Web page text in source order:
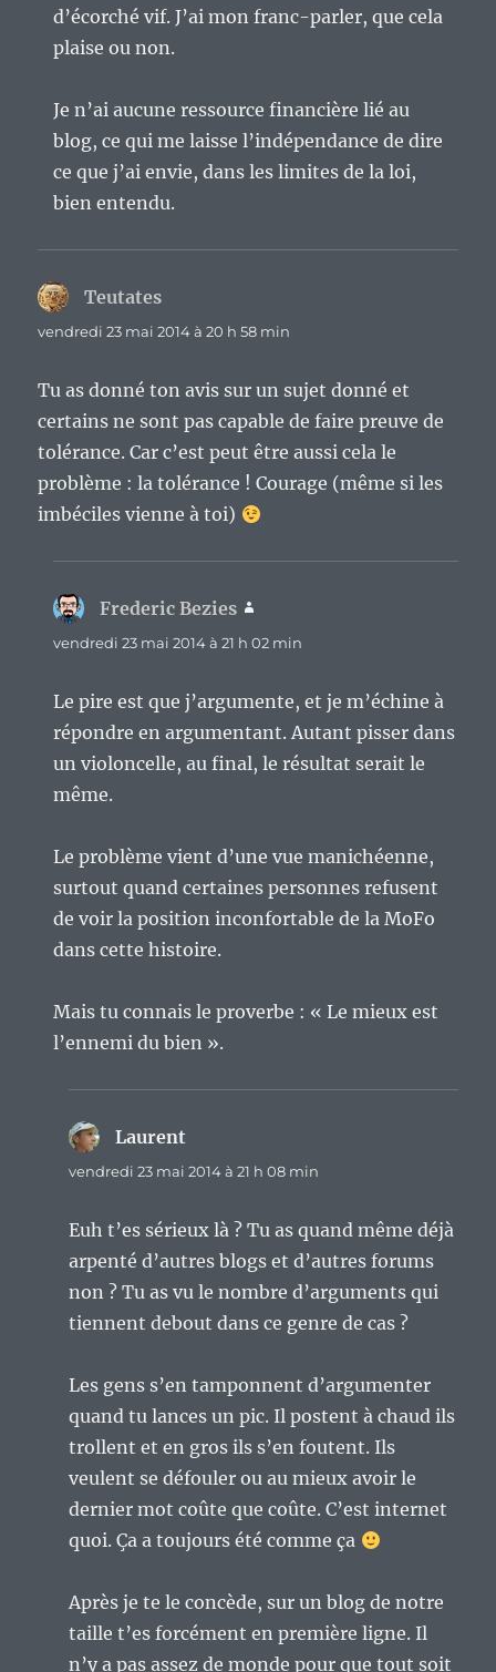
d’écorché vif. J’ai mon franc-parler, que cela
plaise ou non.
Je n’ai aucune ressource financière lié au
blog, ce qui me laisse l’indépendance de dire
ce que j’ai envie, dans les limites de la loi,
bien entendu.
Teutates
vendredi 23 mai 2014 à 20 h 58 min
Tu as donné ton avis sur un sujet donné et
certains ne sont pas capable de faire preuve de
tolérance. Car c’est peut être aussi cela le
problème : la tolérance ! Courage (même si les
imbéciles vienne à toi)
Frederic Bezies
vendredi 23 mai 2014 à 21 h 02 min
Le pire est que j’argumente, et je m’échine à
répondre en argumentant. Autant pisser dans
un violoncelle, au final, le résultat serait le
même.
Le problème vient d’une vue manichéenne,
surtout quand certaines personnes refusent
de voir la position inconfortable de la MoFo
dans cette histoire.
Mais tu connais le proverbe : « Le mieux est
l’ennemi du bien ».
Laurent
vendredi 23 mai 2014 à 21 h 08 min
Euh t’es sérieux là ? Tu as quand même déjà
arpenté d’autres blogs et d’autres forums
non ? Tu as vu le nombre d’arguments qui
tiennent debout dans ce genre de cas ?
Les gens s’en tamponnent d’argumenter
quand tu lances un pic. Il postent à chaud ils
trollent et en gros ils s’en foutent. Ils
veulent se défouler ou au mieux avoir le
dernier mot coûte que coûte. C’est internet
quoi. Ça a toujours été comme ça
Après je te le concède, sur un blog de notre
taille t’es forcément en première ligne. Il
n’y a pas assez de monde pour que tout soit